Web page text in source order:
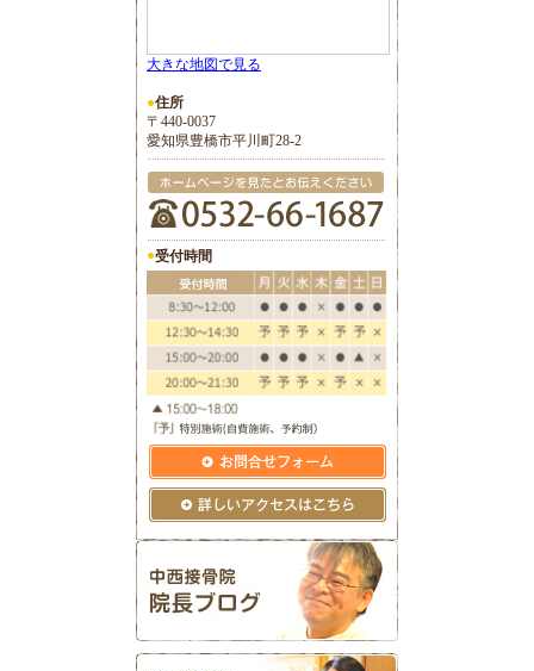
大きな地図で見る
●住所
〒440-0037
愛知県豊橋市平川町28-2
●受付時間